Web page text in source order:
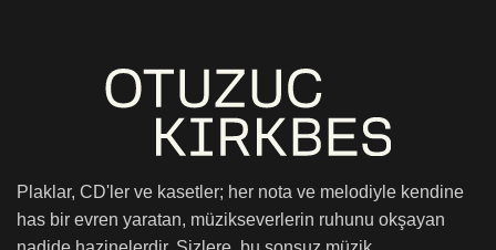
Plaklar, CD'ler ve kasetler; her nota ve melodiyle kendine
has bir evren yaratan, müzikseverlerin ruhunu okşayan